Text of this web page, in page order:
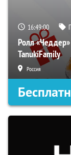
16:48:59
Ролл
TanukiFamily
Россия